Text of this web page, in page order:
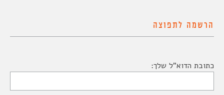
הרשמה לתפוצה
כתובת הדוא"ל שלך: